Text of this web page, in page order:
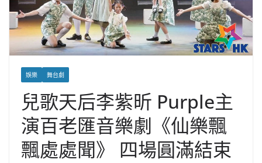
娛樂 舞台劇
兒歌天后李紫昕 Purple主
演百老匯音樂劇《仙樂飄
飄處處聞》 四場圓滿結束